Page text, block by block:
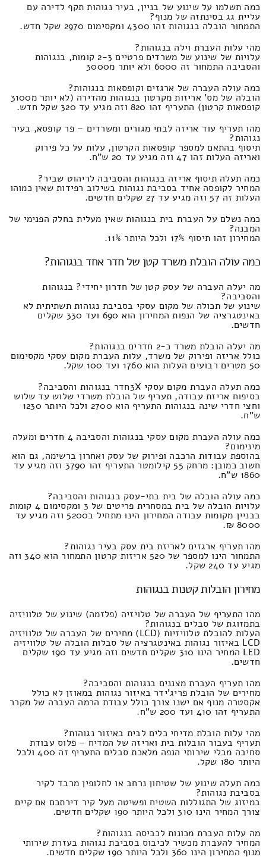
כמה תשלמו על שינוע של בניין, בעיר נגוהות תקף לדירה עם
עליית גג בסינתזה של מנוף?
התמחור הובלה בנגוהות זהו 4300 ומקסימום 2970 שקל חדש.
מהי עלות העברת וילה בנגוהות?
עלויות של שינוע של משרדים פרטיים 2-3 קומות, בנגוהות
והסביבה התמחור זה 6000 ולא יותר מ3000
כמה עולה העברה של ארגזים וקופסאות בנגוהות?
הובלה של מס' אריזות מקרטון בנגוהות מהדירה (לא יותר מ3100
קופסאות קרטון) התעריף זהו 820 וזה מגיע עד 320 שקל חדש.
מהו תעריף עוד אריזה לבתי מגורים ומשרדים – פר קופסא, בעיר
נגוהות?
תיסוף בהתאם למספר קופסאות הקרטון, עלות על כל פירוק
ואריזה העלות זהו 47 וזה מגיע עד 20 ש"ח.
כמה תעלה תיסוף אריזה בנגוהות והסביבה לריהוט שביר?
המחיר לקופסה אחיד בסביבת נגוהות בשילוב רפידות שאין כמוהו
העלות זה 57 וזה מגיע עד 27 שקלים חדשים.
כמה נשלם על העברת בית בנגוהות שאין מעלית בחלק הפנימי של
המבנה?
המחירון זהו תיסוף 17% ולכל היותר 11%.
כמה עולה הובלת משרד קטן של חדר אחד בנגוהות?
מה יעלה העברה של עסק קטן של חדרון יחידי? בנגוהות
והסביבה?
שינוע של תכולה של מקום עסקי בסביבת נגוהות תשתיתית לא
באינטגרציה של הנפות המחירון הוא 690 ועד 330 שקלים
חדשים.
מה יעלה הובלת משרד כ-2 חדרים בנגוהות?
כולל אריזה ופירוק של משרד, עלות העברת מקום עסקי מקסימום
50 מטרים רבועים העלות הוא 1760 ועד 100 שקל.
כמה תעלה העברת מקום עסקי 3Xחדר בנגוהות והסביבה?
בסיפוח אריזת עבודה, תעריף של הובלת משרדי שלוש עד שלוש
וחצי חדרי שינה בנגוהות התעריף הוא 2700 ולכל היותר 1230
ש"ח.
כמה עולה העברת מקום עסקי בנגוהות והסביבה 4 חדרים ומעלה
מינימום?
בהוספת עבודות הרכבה ופירוק של עסק ואחרון ברשימה, גם הוא
חשוב כמובן: מרחק 55 קילומטר התעריף זהו 3790 וזה מגיע עד
1860 ש"ח.
כמה עולה הובלה של בית בתי-עסק בנגוהות והסביבה?
עלויות הובלה של בית במסחרית פריטים של 3 ומקסימום 4 קומות
בבניין מקומות עבודה המחירון הינו מתחיל ב5200 וזה מגיע עד
8000 ₪.
מהו תעריף ארגזים לאריזת בית עסק בעיר נגוהות?
התמחור הינו למספר של 520 אריזות קרטון התמחור הוא 340 וזה
מגיע עד 240 שקל.
מחירון הובלות קטנות בנגוהות
מהו התעריף של העברה של טלויזיה (פלזמה) שינוע של טלוויזיה
בתמזוגת של סבלים בנגוהות?
העלות להובלת טלוויזיות (LCD) מחירים של העברה של טלוויזיה
LCD באיזור נגוהות באינטגרציה של סבלות הובלה של טלוויזיה
LED המחיר הינו 310 שקלים חדשים וזה מגיע עד 190 שקלים
חדשים.
מהו תעריף העברת מצננים בנגוהות והסביבה?
מחירים של הובלת פריג'ידר באיזור נגוהות במאוזן לא כולל
אקסטרה מנוף אם ישנו צורך כולל עבודת הרמה העברה של מקרר
התעריף זהו 410 ועד 200 ש"ח.
מהי עלות הובלת מדיחי כלים לבית באיזור נגוהות?
תעריף בעבור הובלות בית ואריזה של המדיח – פלוס עבודת
סחיבה מבלי שירותי הנפה מלאכת סבלים התעריף זה 400 ולכל
היותר 180 שקל.
כמה תעלה שינוע של שטיחון נרחב או לחלופין מרבד לקיר
בסביבת נגוהות?
במיזוג של התגוללות השטיח ופשיטה מעל קיר דירתכם אם קיים
צורך המחיר הינו 310 ולכל היותר 190 שקלים חדשים.
מה עלות העברת מכונות לכביסה בנגוהות?
המחיר להעברת מכשיר לכיבוס בסביבת נגוהות בעזרת שירותי
מנוף המחירון הינו 360 ולכל היותר 190 שקלים חדשים.